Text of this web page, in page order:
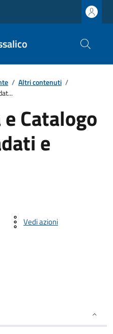
/ Altri contenuti /
Catalogo
e
Vedi azioni